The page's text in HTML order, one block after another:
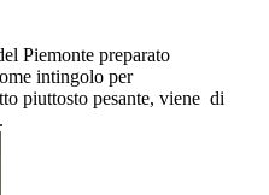
Piemonte preparato
intingolo per
piuttosto pesante, viene di